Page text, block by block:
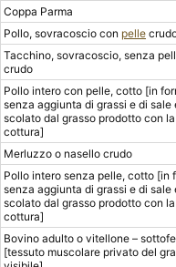
Coppa Parma
Pollo, sovracoscio con pelle
Tacchino, sovracoscio, senza
crudo
Pollo intero con pelle, cotto [in
senza aggiunta di grassi e di sale
scolato dal grasso prodotto con la
cottura]
Merluzzo o nasello crudo
Pollo intero senza pelle, cotto [in
senza aggiunta di grassi e di sale
scolato dal grasso prodotto con la
cottura]
Bovino adulto o vitellone –
[tessuto muscolare privato del